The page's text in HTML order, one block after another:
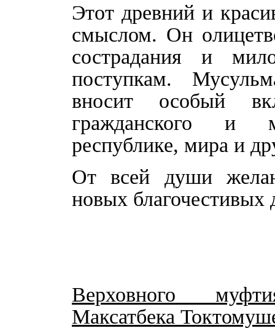
Этот древний и
смыслом. Он
сострадания и
поступкам.
вносит особый
гражданского и
республике, мира и
От всей души
новых благочестивых
Верховного
Максатбека